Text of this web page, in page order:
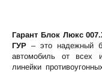
Гарант Блок Люкс
ГУР – это надежный
автомобиль от всех
линейки